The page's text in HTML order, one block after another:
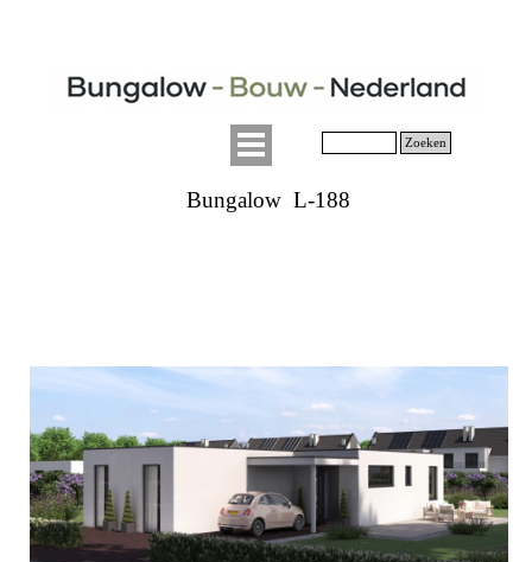
Zoeken
Bungalow L-188